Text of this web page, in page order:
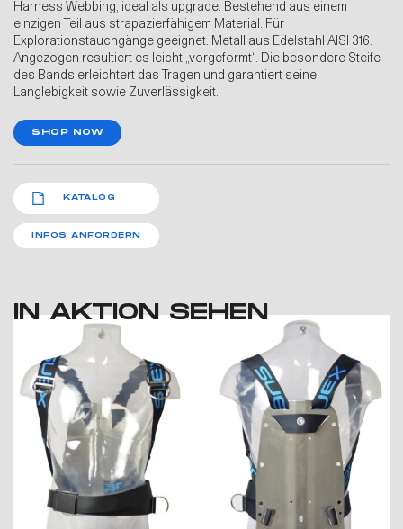
Harness Webbing, ideal als upgrade. Bestehend aus einem
einzigen Teil aus strapazierfähigem Material. Für
Explorationstauchgänge geeignet. Metall aus Edelstahl AISI 316.
Angezogen resultiert es leicht „vorgeformt“. Die besondere Steife
des Bands erleichtert das Tragen und garantiert seine
Langlebigkeit sowie Zuverlässigkeit.
SHOP NOW
KATALOG
INFOS ANFORDERN
IN AKTION SEHEN